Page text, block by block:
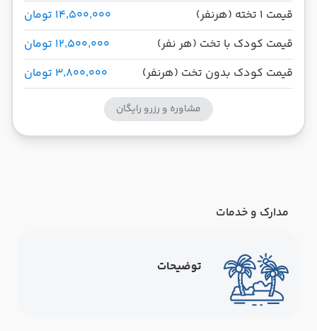
قیمت 1 تخته (هرنفر)
۱۴٬۵۰۰٬۰۰۰ تومان
قیمت کودک با تخت (هر نفر)
۱۲٬۵۰۰٬۰۰۰ تومان
قیمت کودک بدون تخت (هرنفر)
۳٬۸۰۰٬۰۰۰ تومان
مشاوره و رزرو رایگان
مدارک و خدمات
توضیحات